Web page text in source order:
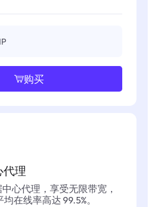
购买
代理
心代理，享受无限带宽，
在线率高达 99.5%。